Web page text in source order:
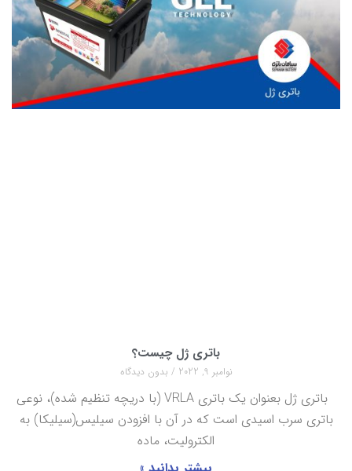
باتری ژل چیست؟
نوامبر 9, 2022 بدون دیدگاه
باتری ژل بعنوان یک باتری VRLA (با دریچه تنظیم شده)، نوعی
باتری سرب اسیدی است که در آن با افزودن سیلیس(سیلیکا) به
الکترولیت، ماده